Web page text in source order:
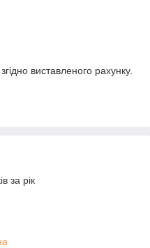
виставленого рахунку.
за рік